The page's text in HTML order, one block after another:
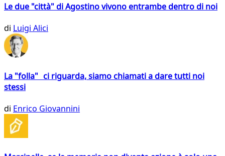
Le due "città" di Agostino vivono entrambe dentro di noi
di Luigi Alici
La "folla" ci riguarda, siamo chiamati a dare tutti noi
stessi
di Enrico Giovannini